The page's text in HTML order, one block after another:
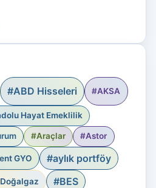
#ABD Hisseleri #AKSA
Hayat Emeklilik
#Araçlar #Astor
GYO #aylık portföy
#BES